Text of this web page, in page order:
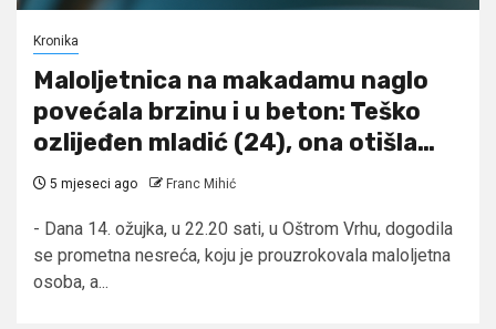
Kronika
Maloljetnica na makadamu naglo
povećala brzinu i u beton: Teško
ozlijeđen mladić (24), ona otišla…
5 mjeseci ago Franc Mihić
- Dana 14. ožujka, u 22.20 sati, u Oštrom Vrhu, dogodila
se prometna nesreća, koju je prouzrokovala maloljetna
osoba, a...